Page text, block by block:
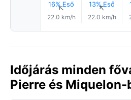
16% Eső
↑
22.0 km/h
13% Eső
↑
22.0 km/h
Időjárás minden
Pierre és Miquelon-